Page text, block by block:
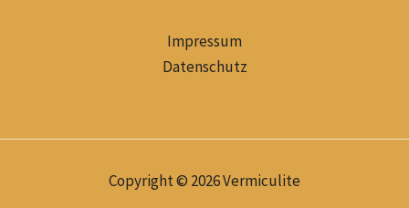
Impressum
Datenschutz
Copyright © 2026 Vermiculite